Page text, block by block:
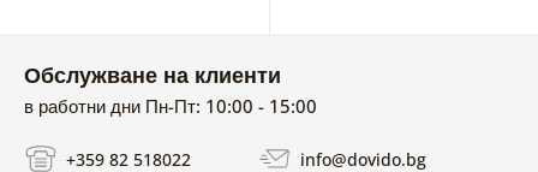
Обслужване на клиенти
в работни дни Пн-Пт: 10:00 - 15:00
+359 82 518022 info@dovido.bg